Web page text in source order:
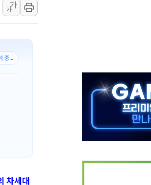
강원 경선 결과 발표...김민석 50.30% 정청래
장기고객 400명 맞이…"마음 잇는 시간 되길"
소상공인에 '행복상자' 전달
현수막 '태극기 거꾸로' 논란…이틀만에 철거
역 전면 손질… 예술·체육요원 최대 33% 감축
대형마트 판매, 역대 최대폭 감소한 9.4%↓…유통
민 의원, '정부 특사'로 콜롬비아 대통령 취임식 참
주의보' 울진 시간당 30mm 강한 비...호우 피해
스 하우스' 공방…野 "청년 우롱 기괴" vs 與 "송
가
가
중...
차세대